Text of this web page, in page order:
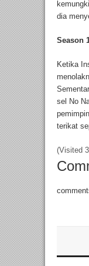
dia
Season
Ketika
sel No
terikat
(Visited